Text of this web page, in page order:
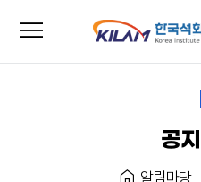
menu
공
알림마당